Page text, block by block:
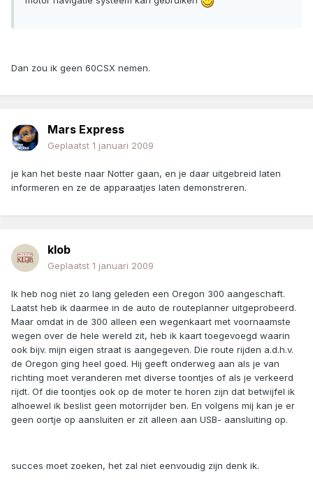
Dan zou ik geen 60CSX nemen.
Mars Express
Geplaatst 1 januari 2009
je kan het beste naar Notter gaan, en je daar uitgebreid laten
informeren en ze de apparaatjes laten demonstreren.
klob
Geplaatst 1 januari 2009
Ik heb nog niet zo lang geleden een Oregon 300 aangeschaft.
Laatst heb ik daarmee in de auto de routeplanner uitgeprobeerd.
Maar omdat in de 300 alleen een wegenkaart met voornaamste
wegen over de hele wereld zit, heb ik kaart toegevoegd waarin
ook bijv. mijn eigen straat is aangegeven. Die route rijden a.d.h.v.
de Oregon ging heel goed. Hij geeft onderweg aan als je van
richting moet veranderen met diverse toontjes of als je verkeerd
rijdt. Of die toontjes ook op de moter te horen zijn dat betwijfel ik
alhoewel ik beslist geen motorrijder ben. En volgens mij kan je er
geen oortje op aansluiten er zit alleen aan USB- aansluiting op.
succes moet zoeken, het zal niet eenvoudig zijn denk ik.